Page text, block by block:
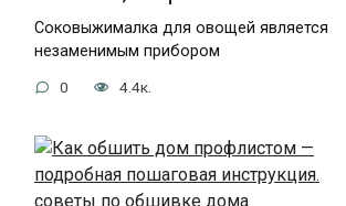
Соковыжималка для овощей является
незаменимым прибором
0 4.4к.